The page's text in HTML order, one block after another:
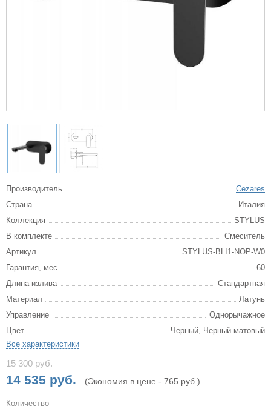
Производитель
Cezares
Страна
Италия
Коллекция
STYLUS
В комплекте
Смеситель
Артикул
STYLUS-BLI1-NOP-W0
Гарантия, мес
60
Длина излива
Стандартная
Материал
Латунь
Управление
Однорычажное
Цвет
Черный, Черный матовый
Все характеристики
15 300 руб.
14 535 руб. (Экономия в цене - 765 руб.)
Количество